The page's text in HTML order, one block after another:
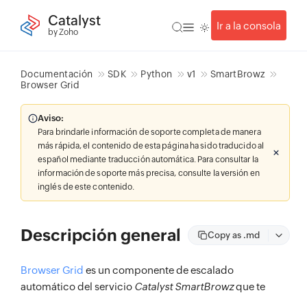
Catalyst
by Zoho
Ir a la consola
Documentación SDK Python v1
SmartBrowz
Browser Grid
Aviso:
Para brindarle información de soporte completa de manera
más rápida, el contenido de esta página ha sido traducido al
español mediante traducción automática. Para consultar la
información de soporte más precisa, consulte la versión en
inglés de este contenido.
Descripción general Copy as .md
Browser Grid es un componente de escalado
automático del servicio Catalyst SmartBrowzque te